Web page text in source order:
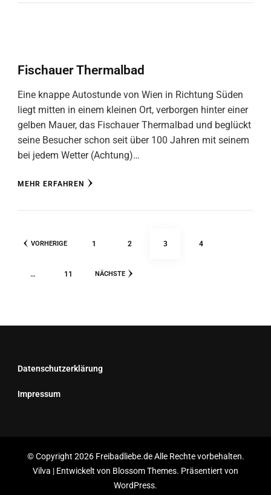
Fischauer Thermalbad
Eine knappe Autostunde von Wien in Richtung Süden
liegt mitten in einem kleinen Ort, verborgen hinter einer
gelben Mauer, das Fischauer Thermalbad und beglückt
seine Besucher schon seit über 100 Jahren mit seinem
bei jedem Wetter (Achtung)…
MEHR ERFAHREN
Seitennummerierung
Beiträge
VORHERIGE SEITE
1 SEITE
2 SEITE
3 SEITE
4
… SEITE
11 NÄCHSTE
Datenschutzerklärung
Impressum
© Copyright 2026 Freibadliebe.de Alle Rechte vorbehalten.
Vilva | Entwickelt von Blossom Themes. Präsentiert von
WordPress.